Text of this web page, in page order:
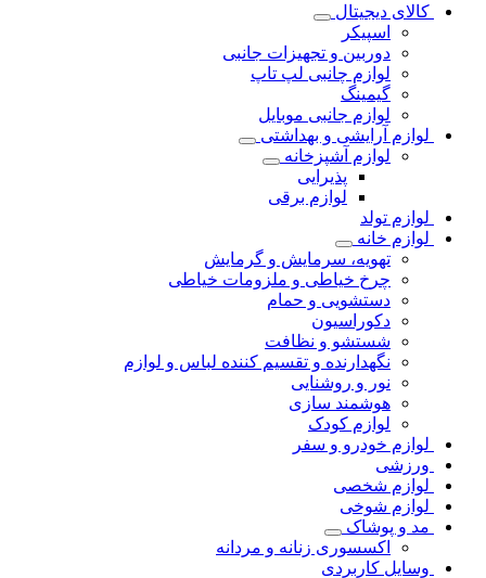
کالای دیجیتال
اسپیکر
دوربین و تجهیزات جانبی
لوازم چانبی لپ تاپ
گیمینگ
لوازم جانبی موبایل
لوازم آرایشی و بهداشتی
لوازم آشپزخانه
پذیرایی
لوازم برقی
لوازم تولد
لوازم خانه
تهویه، سرمایش و گرمایش
چرخ خیاطی و ملزومات خیاطی
دستشویی و حمام
دکوراسیون
شستشو و نظافت
نگهدارنده و تقسیم کننده لباس و لوازم
نور و روشنایی
هوشمند سازی
لوازم کودک
لوازم خودرو و سفر
ورزشی
لوازم شخصی
لوازم شوخی
مد و پوشاک
اکسسوری زنانه و مردانه
وسایل کاربردی